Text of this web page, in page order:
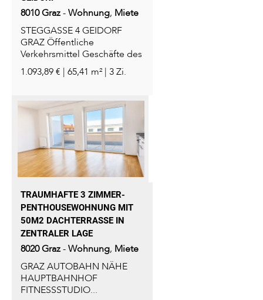
8010Graz-Wohnung, Miete
STEGGASSE 4 GEIDORF
GRAZ Öffentliche
Verkehrsmittel Geschäfte des
tägliche Bedarfs
1.093,89 € | 65,41 m² | 3 Zi.
TRAUMHAFTE 3 ZIMMER-
PENTHOUSEWOHNUNG MIT
50M2 DACHTERRASSE IN
ZENTRALER LAGE
8020Graz-Wohnung, Miete
GRAZ AUTOBAHN NÄHE
HAUPTBAHNHOF
FITNESSSTUDIO...